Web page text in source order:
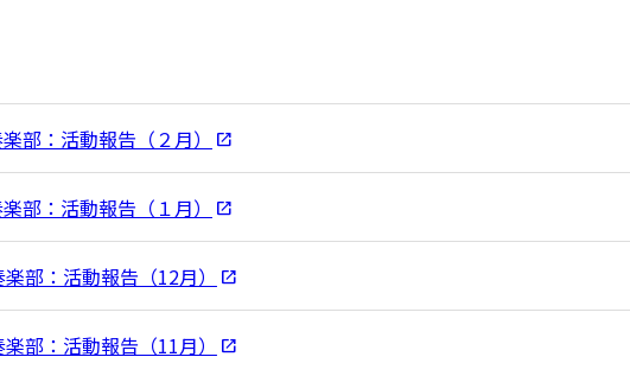
部：活動報告（２月）
部：活動報告（１月）
部：活動報告（12月）
部：活動報告（11月）